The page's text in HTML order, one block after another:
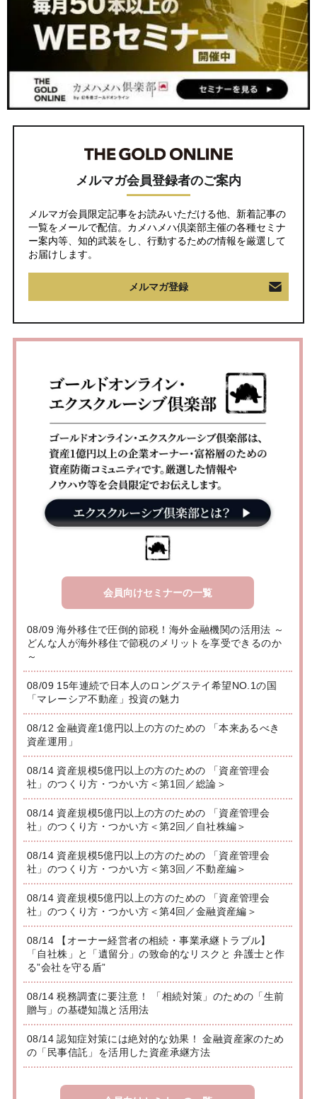
メルマガ会員登録者のご案内
メルマガ会員限定記事をお読みいただける他、新着記事の
一覧をメールで配信。カメハメハ倶楽部主催の各種セミナ
ー案内等、知的武装をし、行動するための情報を厳選して
お届けします。
メルマガ登録
会員向けセミナーの一覧
08/09 海外移住で圧倒的節税！海外金融機関の活用法 ～
どんな人が海外移住で節税のメリットを享受できるのか
～
08/09 15年連続で日本人のロングステイ希望NO.1の国
「マレーシア不動産」投資の魅力
08/12 金融資産1億円以上の方のための 「本来あるべき
資産運用」
08/14 資産規模5億円以上の方のための 「資産管理会
社」のつくり方・つかい方＜第1回／総論＞
08/14 資産規模5億円以上の方のための 「資産管理会
社」のつくり方・つかい方＜第2回／自社株編＞
08/14 資産規模5億円以上の方のための 「資産管理会
社」のつくり方・つかい方＜第3回／不動産編＞
08/14 資産規模5億円以上の方のための 「資産管理会
社」のつくり方・つかい方＜第4回／金融資産編＞
08/14 【オーナー経営者の相続・事業承継トラブル】
「自社株」と「遺留分」の致命的なリスクと 弁護士と作
る”会社を守る盾”
08/14 税務調査に要注意！ 「相続対策」のための「生前
贈与」の基礎知識と活用法
08/14 認知症対策には絶対的な効果！ 金融資産家のため
の「民事信託」を活用した資産承継方法